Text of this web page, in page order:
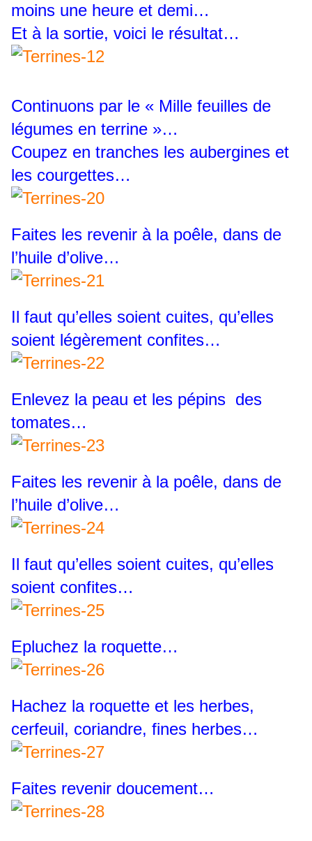
moins une heure et demi…
Et à la sortie, voici le résultat…
Continuons par le « Mille feuilles de
légumes en terrine »…
Coupez en tranches les aubergines et
les courgettes…
Faites les revenir à la poêle, dans de
l’huile d’olive…
Il faut qu’elles soient cuites, qu’elles
soient légèrement confites…
Enlevez la peau et les pépins des
tomates…
Faites les revenir à la poêle, dans de
l’huile d’olive…
Il faut qu’elles soient cuites, qu’elles
soient confites…
Epluchez la roquette…
Hachez la roquette et les herbes,
cerfeuil, coriandre, fines herbes…
Faites revenir doucement…